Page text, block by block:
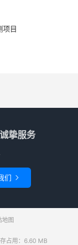
项目
挚服务
们 
地图
占用：6.60 MB